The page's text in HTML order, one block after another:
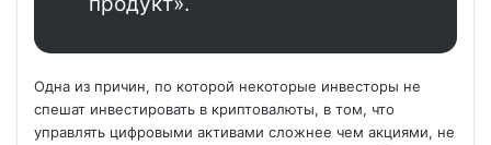
Одна из причин, по которой некоторые инвесторы не
спешат инвестировать в криптовалюты, в том, что
управлять цифровыми активами сложнее чем акциями, не